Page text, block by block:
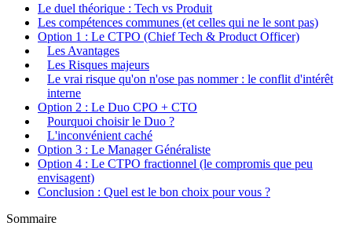
Le duel théorique : Tech vs Produit
Les compétences communes (et celles qui ne le sont pas)
Option 1 : Le CTPO (Chief Tech & Product Officer)
Les Avantages
Les Risques majeurs
Le vrai risque qu'on n'ose pas nommer : le conflit d'intérêt
interne
Option 2 : Le Duo CPO + CTO
Pourquoi choisir le Duo ?
L'inconvénient caché
Option 3 : Le Manager Généraliste
Option 4 : Le CTPO fractionnel (le compromis que peu
envisagent)
Conclusion : Quel est le bon choix pour vous ?
Sommaire